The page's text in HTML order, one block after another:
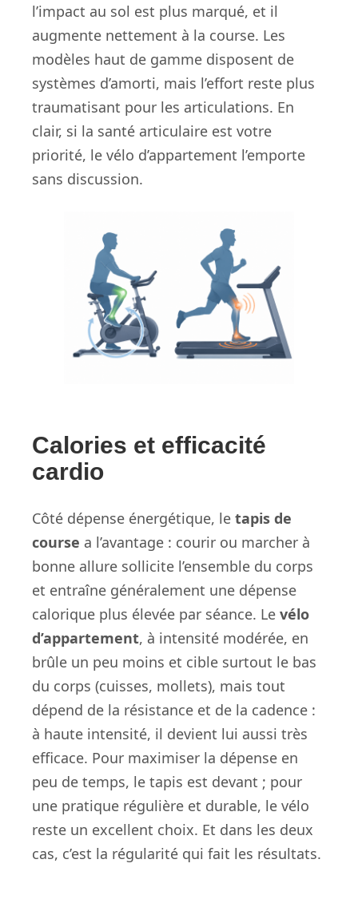
l’impact au sol est plus marqué, et il
augmente nettement à la course. Les
modèles haut de gamme disposent de
systèmes d’amorti, mais l’effort reste plus
traumatisant pour les articulations. En
clair, si la santé articulaire est votre
priorité, le vélo d’appartement l’emporte
sans discussion.
Calories et efficacité
cardio
Côté dépense énergétique, le tapis de
course a l’avantage : courir ou marcher à
bonne allure sollicite l’ensemble du corps
et entraîne généralement une dépense
calorique plus élevée par séance. Le vélo
d’appartement, à intensité modérée, en
brûle un peu moins et cible surtout le bas
du corps (cuisses, mollets), mais tout
dépend de la résistance et de la cadence :
à haute intensité, il devient lui aussi très
efficace. Pour maximiser la dépense en
peu de temps, le tapis est devant ; pour
une pratique régulière et durable, le vélo
reste un excellent choix. Et dans les deux
cas, c’est la régularité qui fait les résultats.